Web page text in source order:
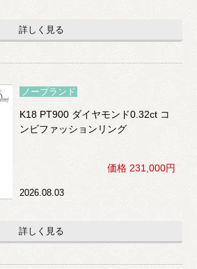
詳しく見る
ノーブランド
K18 PT900 ダイヤモンド0.32ct コ
ンビファッションリング
価格 231,000円
2026.08.03
詳しく見る